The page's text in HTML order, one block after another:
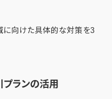
に向けた具体的な対策を3
プランの活用